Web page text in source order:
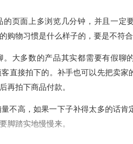
页面上多浏览几分钟，并且一定
物习惯是什么样子的，要是不符合
大多数的产品其实都需要有假聊
直接拍下的。补手也可以先把卖家
再拍下商品付款。
不高，如果一下子补得太多的话肯
脚踏实地慢慢来。